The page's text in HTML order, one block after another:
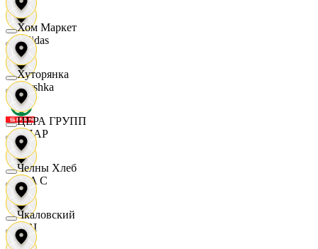
Adidas
Bershka
СПАР
M A C
OBI
Хом Маркет
Хуторянка
ЦЕРА ГРУПП
Челны Хлеб
Чкаловский